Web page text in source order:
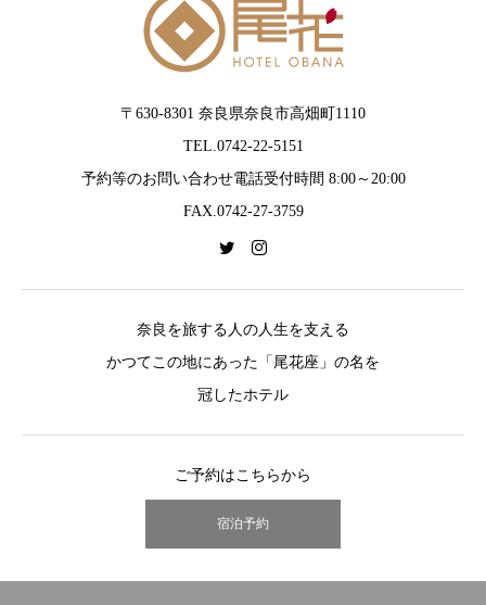
〒630-8301 奈良県奈良市高畑町1110
TEL.0742-22-5151
予約等のお問い合わせ電話受付時間 8:00～20:00
FAX.0742-27-3759
奈良を旅する人の人生を支える
かつてこの地にあった「尾花座」の名を
冠したホテル
ご予約はこちらから
宿泊予約